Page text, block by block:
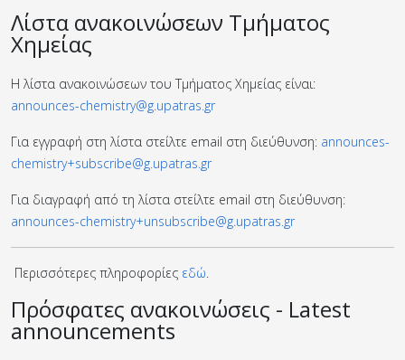
Λίστα ανακοινώσεων Τμήματος
Χημείας
Η λίστα ανακοινώσεων του Τμήματος Χημείας είναι:
announces-chemistry@g.upatras.gr
Για εγγραφή στη λίστα στείλτε email στη διεύθυνση: announces-
chemistry+subscribe@g.upatras.gr
Για διαγραφή από τη λίστα στείλτε email στη διεύθυνση:
announces-chemistry+unsubscribe@g.upatras.gr
Περισσότερες πληροφορίες εδώ
Πρόσφατες ανακοινώσεις - Latest
announcements